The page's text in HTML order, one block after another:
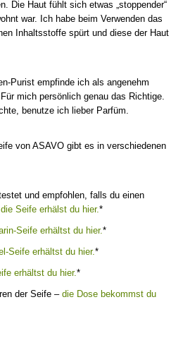
Die Haut fühlt sich etwas „stoppender“
war. Ich habe beim Verwenden das
Inhaltsstoffe spürt und diese der Haut
Purist empfinde ich als angenehm
mich persönlich genau das Richtige.
benutze ich lieber Parfüm.
von ASAVO gibt es in verschiedenen
und empfohlen, falls du einen
die Seife erhälst du hier.*
Seife erhältst du hier.*
Seife erhältst du hier.*
erhältst du hier.*
der Seife – die Dose bekommst du